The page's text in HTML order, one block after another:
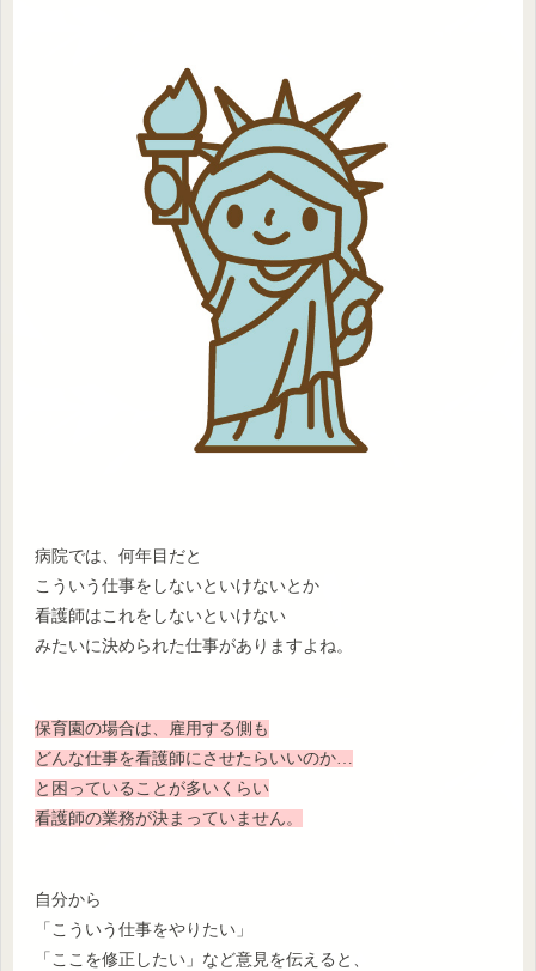
病院では、何年目だと
こういう仕事をしないといけないとか
看護師はこれをしないといけない
みたいに決められた仕事がありますよね。
保育園の場合は、雇用する側も
どんな仕事を看護師にさせたらいいのか…
と困っていることが多いくらい
看護師の業務が決まっていません。
自分から
「こういう仕事をやりたい」
「ここを修正したい」など意見を伝えると、